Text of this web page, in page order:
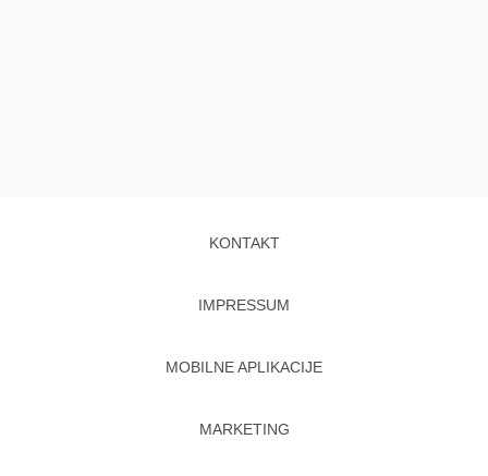
KONTAKT
IMPRESSUM
MOBILNE APLIKACIJE
MARKETING